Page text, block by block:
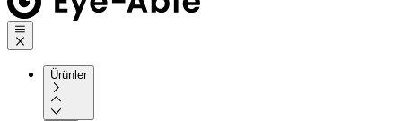
Ürünler